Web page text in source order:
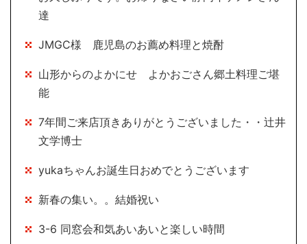
達
JMGC様 鹿児島のお薦め料理と焼酎
山形からのよかにせ よかおごさん郷土料理ご堪
能
7年間ご来店頂きありがとうございました・・辻井
文学博士
yukaちゃんお誕生日おめでとうございます
新春の集い。。結婚祝い
3-6 同窓会和気あいあいと楽しい時間